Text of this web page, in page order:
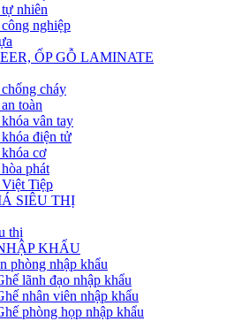
nhiên
nghiệp
ỐP GỖ LAMINATE
cháy
toàn
vân tay
điện tử
cơ
phát
Tiệp
SIÊU THỊ
thị
KHẨU
phòng nhập khẩu
lãnh đạo nhập khẩu
nhân viên nhập khẩu
phòng họp nhập khẩu